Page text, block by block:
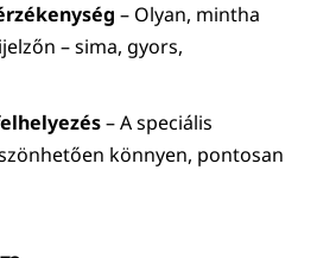
– Olyan, mintha
– sima, gyors,
– A speciális
könnyen, pontosan